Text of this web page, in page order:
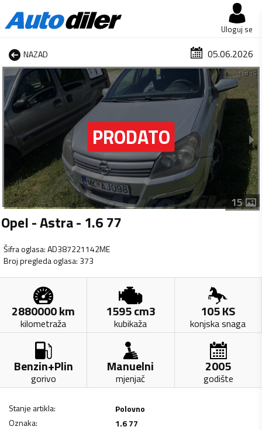
Uloguj se
NAZAD 05.06.2026
1 od 15
15
Opel - Astra - 1.6 77
Šifra oglasa:AD387221142ME
Broj pregleda oglasa: 373
2880000km
kilometraža
1595cm3
kubikaža
105KS
konjska snaga
Benzin+Plin
gorivo
Manuelni
mjenjač
2005
godište
Stanje artikla:
Polovno
Oznaka:
1.6 77